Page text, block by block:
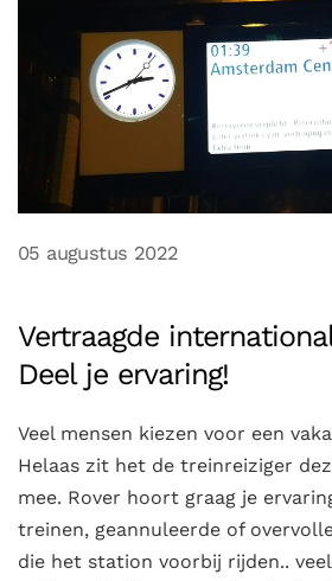
05 augustus 2022
Vertraagde
Deel je ervaring!
Veel mensen kiezen voor een
Helaas zit het de treinreiziger
mee. Rover hoort graag je
treinen, geannuleerde of
die het station voorbij rijden..